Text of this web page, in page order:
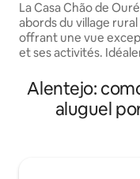
Montargil.
La Casa Chão de
abords du village
offrant une vue
et ses activités.
séjour au calme et
intimité totale
sans voisinage,
Alentejo:
aluguel